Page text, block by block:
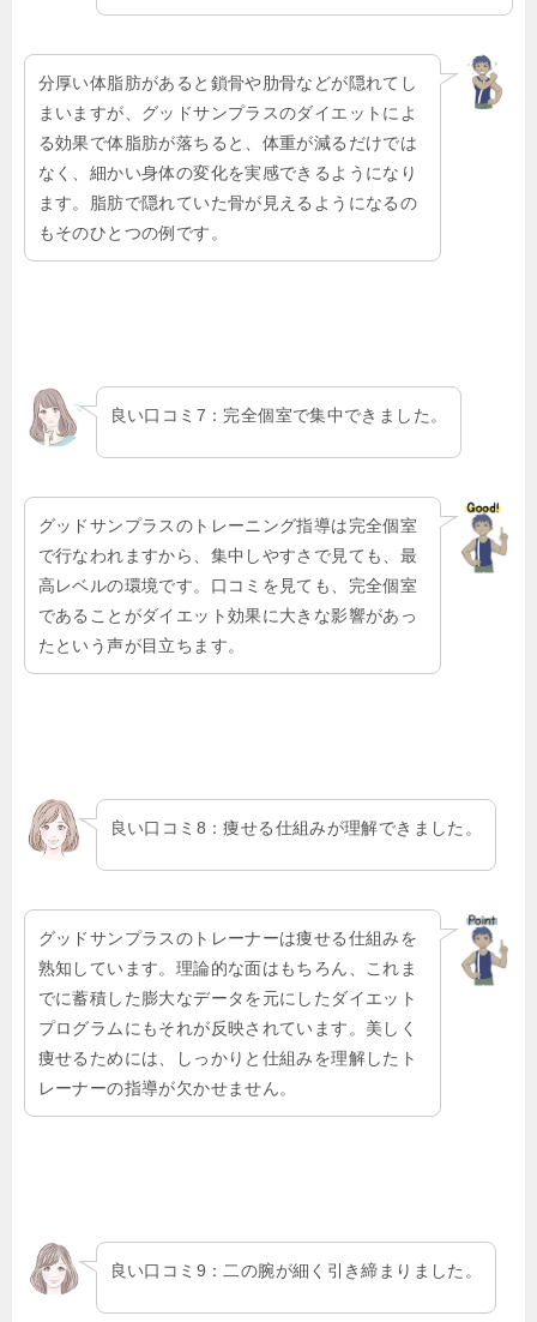
分厚い体脂肪があると鎖骨や肋骨などが隠れてし
まいますが、グッドサンプラスのダイエットによ
る効果で体脂肪が落ちると、体重が減るだけでは
なく、細かい身体の変化を実感できるようになり
ます。脂肪で隠れていた骨が見えるようになるの
もそのひとつの例です。
良い口コミ7：完全個室で集中できました。
グッドサンプラスのトレーニング指導は完全個室
で行なわれますから、集中しやすさで見ても、最
高レベルの環境です。口コミを見ても、完全個室
であることがダイエット効果に大きな影響があっ
たという声が目立ちます。
良い口コミ8：痩せる仕組みが理解できました。
グッドサンプラスのトレーナーは痩せる仕組みを
熟知しています。理論的な面はもちろん、これま
でに蓄積した膨大なデータを元にしたダイエット
プログラムにもそれが反映されています。美しく
痩せるためには、しっかりと仕組みを理解したト
レーナーの指導が欠かせません。
良い口コミ9：二の腕が細く引き締まりました。